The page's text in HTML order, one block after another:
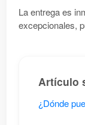
La entrega es
excepcionales,
Artículo
¿Dónde